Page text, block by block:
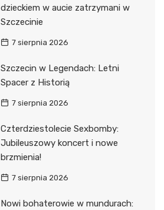
dzieckiem w aucie zatrzymani w
Szczecinie
7 sierpnia 2026
Szczecin w Legendach: Letni
Spacer z Historią
7 sierpnia 2026
Czterdziestolecie Sexbomby:
Jubileuszowy koncert i nowe
brzmienia!
7 sierpnia 2026
Nowi bohaterowie w mundurach: